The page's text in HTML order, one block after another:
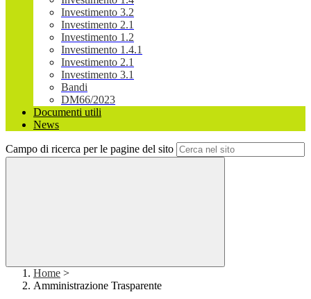
Investimento 3.2
Investimento 2.1
Investimento 1.2
Investimento 1.4.1
Investimento 2.1
Investimento 3.1
Bandi
DM66/2023
Documenti utili
News
Campo di ricerca per le pagine del sito
Home >
Amministrazione Trasparente